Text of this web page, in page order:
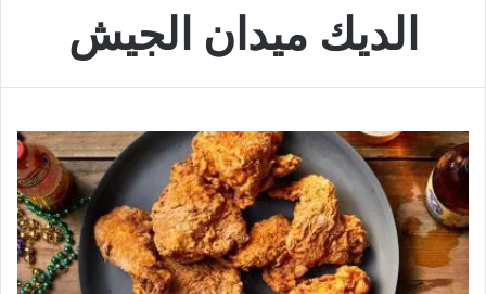
الديك ميدان الجيش